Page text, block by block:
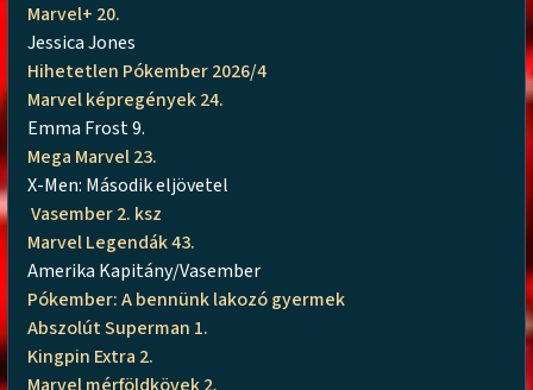
Marvel+ 20.
Jessica Jones
Hihetetlen Pókember 2026/4
Marvel képregények 24.
Emma Frost 9.
Mega Marvel 23.
X-Men: Második eljövetel
Vasember 2. ksz
Marvel Legendák 43.
Amerika Kapitány/Vasember
Pókember: A bennünk lakozó gyermek
Abszolút Superman 1.
Kingpin Extra 2.